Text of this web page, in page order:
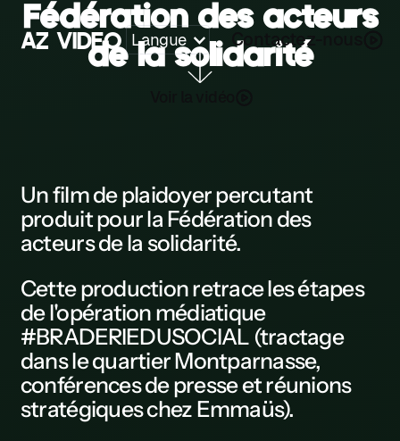
AZ
C
D
E
F
G
H
K
VIDEO Langue Contactez-nous
Fédération des acteurs
de la solidarité
Unfilm de plaidoyerpercutant
produit pour la Fédération des
acteurs de la solidarité.
Cetteproductionretrace les étapes
de l'opération médiatique
#BRADERIEDUSOCIAL (tractage
dans le quartier Montparnasse,
conférences de presse et réunions
stratégiqueschez Emmaüs).